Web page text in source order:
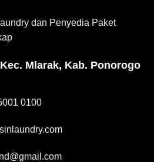
dan Penyedia Paket
Mlarak, Kab. Ponorogo
0100